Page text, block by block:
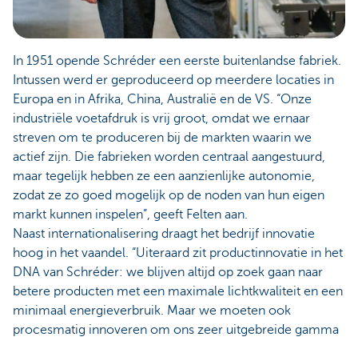
In 1951 opende Schréder een eerste buitenlandse fabriek.
Intussen werd er geproduceerd op meerdere locaties in
Europa en in Afrika, China, Australië en de VS. “Onze
industriële voetafdruk is vrij groot, omdat we ernaar
streven om te produceren bij de markten waarin we
actief zijn. Die fabrieken worden centraal aangestuurd,
maar tegelijk hebben ze een aanzienlijke autonomie,
zodat ze zo goed mogelijk op de noden van hun eigen
markt kunnen inspelen”, geeft Felten aan.
Naast internationalisering draagt het bedrijf innovatie
hoog in het vaandel. “Uiteraard zit productinnovatie in het
DNA van Schréder: we blijven altijd op zoek gaan naar
betere producten met een maximale lichtkwaliteit en een
minimaal energieverbruik. Maar we moeten ook
procesmatig innoveren om ons zeer uitgebreide gamma